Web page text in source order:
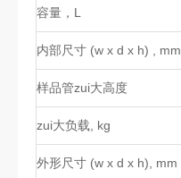
容量，L
内部尺寸 (w x d x h) , mm
样品管zui大高度
zui大负载, kg
外形尺寸 (w x d x h), mm